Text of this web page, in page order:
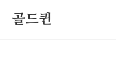
골드퀸